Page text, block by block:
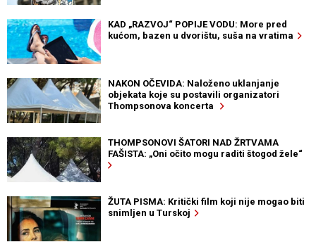
KAD „RAZVOJ“ POPIJE VODU: More pred
kućom, bazen u dvorištu, suša na vratima
NAKON OČEVIDA: Naloženo uklanjanje
objekata koje su postavili organizatori
Thompsonova koncerta
THOMPSONOVI ŠATORI NAD ŽRTVAMA
FAŠISTA: „Oni očito mogu raditi štogod žele“
ŽUTA PISMA: Kritički film koji nije mogao biti
snimljen u Turskoj